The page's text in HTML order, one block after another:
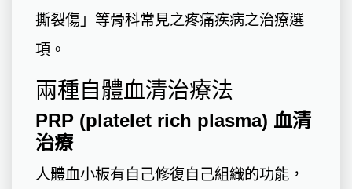
撕裂傷 」等骨科常見之疼痛疾病之治療選
項。
兩種自體血清治療法
PRP (platelet rich plasma) 血清
治療
人體血小板有自己修復自己組織的功能，